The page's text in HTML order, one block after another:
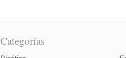
Categorías